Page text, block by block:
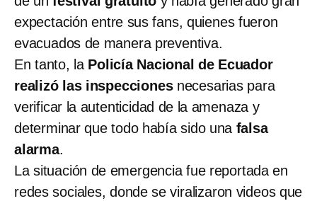
expectación entre sus fans, quienes fueron
evacuados de manera preventiva.
En tanto, la Policía Nacional de Ecuador
realizó las inspecciones necesarias para
verificar la autenticidad de la amenaza y
determinar que todo había sido una falsa
alarma.
La situación de emergencia fue reportada en
redes sociales, donde se viralizaron videos que